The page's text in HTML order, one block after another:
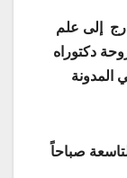
إلى علم
دكتوراه
المدونة
التاسعة صباحاً